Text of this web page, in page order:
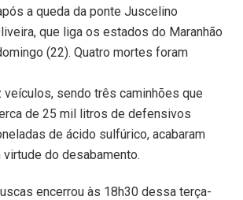
a queda da ponte Juscelino
que liga os estados do Maranhão
(22). Quatro mortes foram
sendo três caminhões que
de 25 mil litros de defensivos
de ácido sulfúrico, acabaram
do desabamento.
encerrou às 18h30 dessa terça-